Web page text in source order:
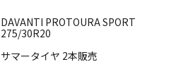
DAVANTI PROTOURA SPORT
275/30R20
サマータイヤ 2本販売